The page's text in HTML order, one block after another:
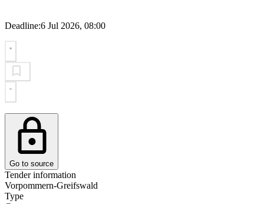
Deadline:6 Jul 2026, 08:00
Go to source
Tender information
Vorpommern-Greifswald
Type